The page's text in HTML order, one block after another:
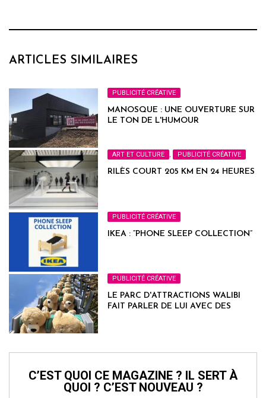
ARTICLES SIMILAIRES
PUBLICITÉ CRÉATIVE
MANOSQUE : UNE OUVERTURE SUR
LE TON DE L'HUMOUR
ART ET CULTURE , PUBLICITÉ CRÉATIVE
RILÈS COURT 205 KM EN 24 HEURES
PUBLICITÉ CRÉATIVE
IKEA : “PHONE SLEEP COLLECTION”
PUBLICITÉ CRÉATIVE
LE PARC D'ATTRACTIONS WALIBI
FAIT PARLER DE LUI AVEC DES
C’EST QUOI CE MAGAZINE ? IL SERT À
QUOI ? C’EST NOUVEAU ?